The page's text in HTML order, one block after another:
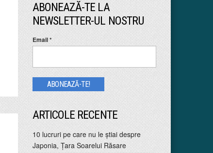
ABONEAZĂ-TE LA
NEWSLETTER-UL NOSTRU
Email*
ARTICOLE RECENTE
10 lucruri pe care nu le ştiai despre
Japonia, Ţara Soarelui Răsare